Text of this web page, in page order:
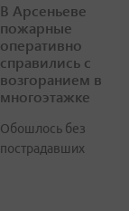
В Арсеньеве
пожарные
оперативно
справились с
возгоранием в
многоэтажке
Обошлось без
пострадавших